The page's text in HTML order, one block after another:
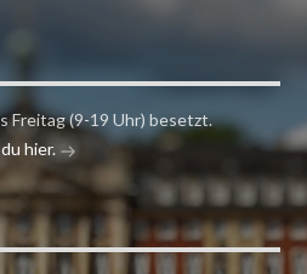
Freitag (9-19 Uhr) besetzt.
hier.